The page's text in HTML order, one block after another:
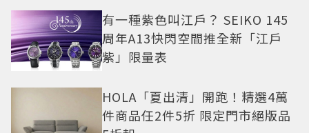
有一種紫色叫江戶？ SEIKO 145
周年A13快閃空間推全新「江戶
紫」限量表
HOLA「夏出清」開跑！精選4萬
件商品任2件5折 限定門市絕版品